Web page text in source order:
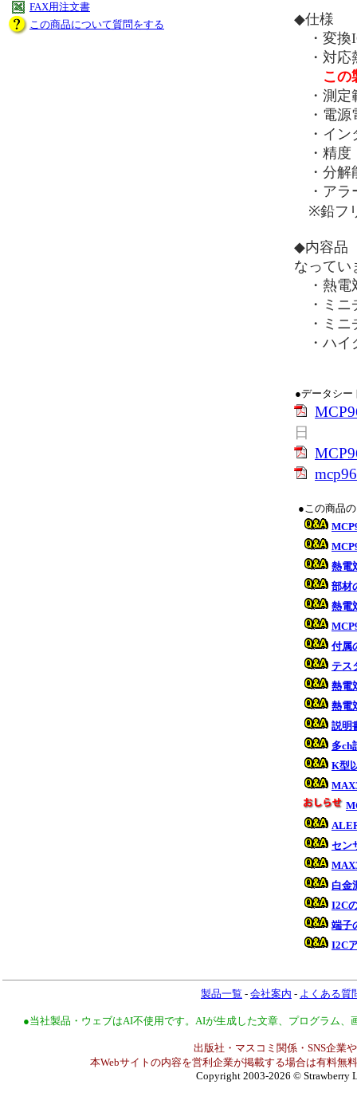
FAX用注文書
この商品について質問をする
◆仕様
・変換
・対応
この
・測定
・電源
・イン
・精度
・分解
・アラ
※鉛フ
◆内容品
なってい
・熱電
・ミニ
・ミニ
・ハイ
●データシー
日
●この商品
熱電
部材
熱電
付属
テス
熱電
熱電
説明
多ch
K型
セン
白金
I2C
端子
I2C
製品一覧 - 会社案内 - よくある質
●当社製品・ウェブはAI不使用です。AIが生成した文章、プログラム
出版社・マスコミ関係・SNS企業
本Webサイトの内容を営利企業が掲載する場合は有料無
Copyright 2003-2026 © Strawberry